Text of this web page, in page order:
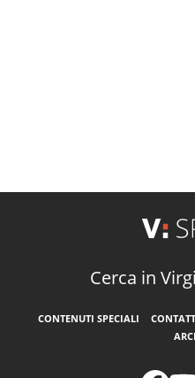
Cerca in
CONTENUTI SPECIALI